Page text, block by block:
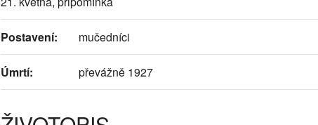
Postavení: mučedníci
Úmrtí: převážně 1927